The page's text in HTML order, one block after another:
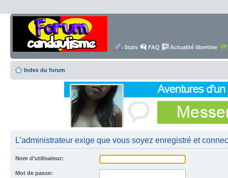
Stats FAQ Actualité libertine
Index du forum
L’administrateur exige que vous soyez enregistré et
Nom d’utilisateur:
Mot de passe: